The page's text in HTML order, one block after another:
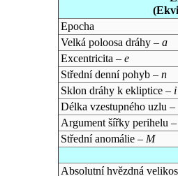
Epocha
Velká poloosa dráhy – a
Excentricita – e
Střední denní pohyb – n
Sklon dráhy k ekliptice – i
Délka vzestupného uzlu –
Argument šířky perihelu
Střední anomálie – M
Absolutní hvězdná